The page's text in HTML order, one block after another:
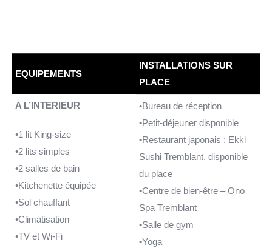
EQUIPEMENTS
INSTALLATIONS SUR
PLACE
A L’INTERIEUR
•1 lit King-size
•2 lits simples
•2 salles de bain
•Kitchenette équipée
•Sol chauffant
•Climatisation
•TV et Wi-Fi
•Bureau de réception
•Petit-déjeuner disponible
•Restaurant japonais : Ekki
Sushi Tremblant, disponible
du place
•Centre de bien-être – Ono
Spa Tremblant
•Salle de gym
•Yoga